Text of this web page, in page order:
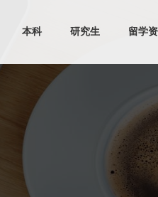
本科 研究生 留学